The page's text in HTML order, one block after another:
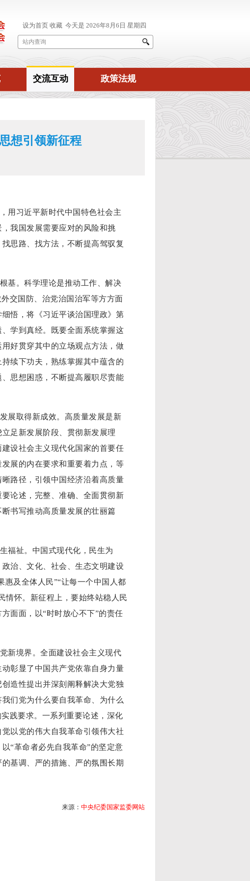
交流互动 政策法规
想引领新征程
习近平新时代中国特色社会主
我国发展需要应对的风险和挑
思路、找方法，不断提高驾驭复
基。科学理论是推动工作、解决
交国防、治党治国治军等方方面
悟，将《习近平谈治国理政》第
学到真经。既要全面系统掌握这
好贯穿其中的立场观点方法，做
续下功夫，熟练掌握其中蕴含的
思想困惑，不断提高履职尽责能
展取得新成效。高质量发展是新
足新发展阶段、贯彻新发展理
设社会主义现代化国家的首要任
展的内在要求和重要着力点，等
路径，引领中国经济沿着高质量
论述，完整、准确、全面贯彻新
书写推动高质量发展的壮丽篇
福祉。中国式现代化，民生为
治、文化、社会、生态文明建设
惠及全体人民”“让每一个中国人都
情怀。新征程上，要始终站稳人民
面面，以“时时放心不下”的责任
新境界。全面建设社会主义现代
彰显了中国共产党依靠自身力量
造性提出并深刻阐释解决大党独
们党为什么要自我革命、为什么
践要求。一系列重要论述，深化
以党的伟大自我革命引领伟大社
“革命者必先自我革命”的坚定意
基调、严的措施、严的氛围长期
来源： 中央纪委国家监委网站